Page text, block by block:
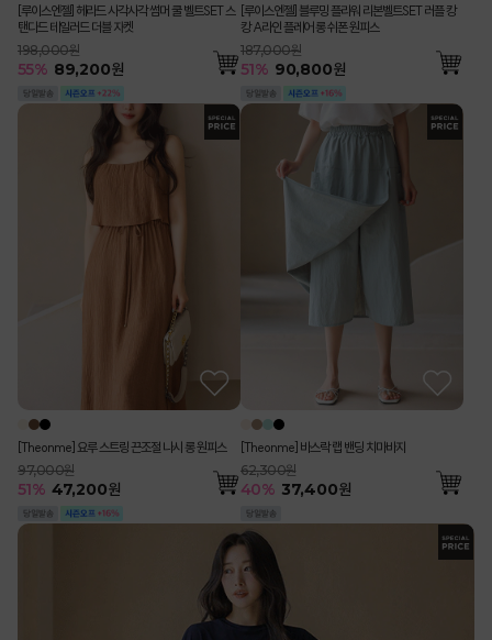
[루이스엔젤] 헤라드 사각사각 썸머 쿨 벨트SET 스
탠다드 테일러드 더블 자켓
198,000원
55% 89,200원
[루이스엔젤] 블루밍 플라워 리본벨트SET 러플 캉
캉 A라인 플레어 롱 쉬폰 원피스
187,000원
51% 90,800원
[Theonme] 요루 스트링 끈조절 나시 롱 원피스
97,000원
51% 47,200원
[Theonme] 바스락 랩 밴딩 치마바지
62,300원
40% 37,400원